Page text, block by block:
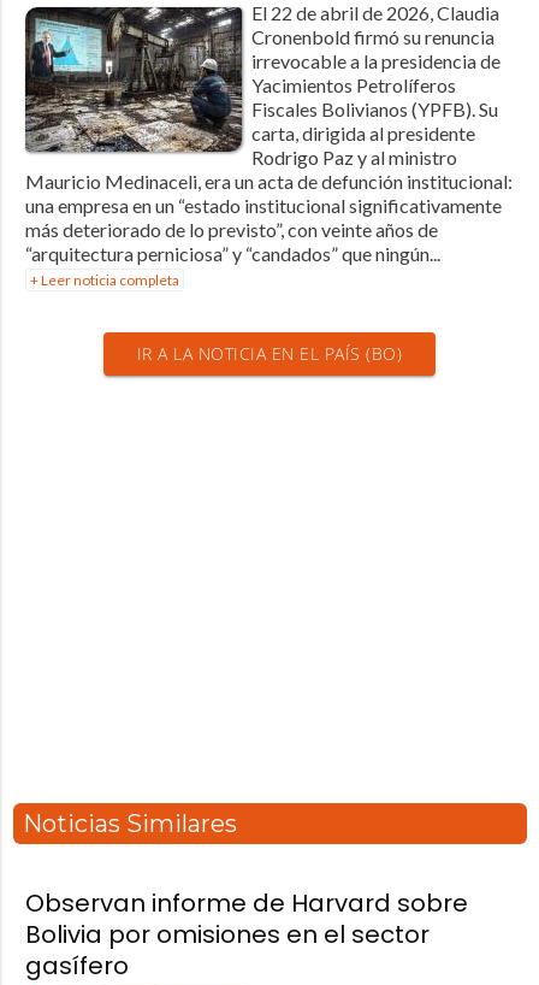
El 22 de abril de 2026, Claudia
Cronenbold firmó su renuncia
irrevocable a la presidencia de
Yacimientos Petrolíferos
Fiscales Bolivianos (YPFB). Su
carta, dirigida al presidente
Rodrigo Paz y al ministro
Mauricio Medinaceli, era un acta de defunción institucional:
una empresa en un “estado institucional significativamente
más deteriorado de lo previsto”, con veinte años de
“arquitectura perniciosa” y “candados” que ningún...
+ Leer noticia completa
IR A LA NOTICIA EN EL PAÍS (BO)
Noticias Similares
Observan informe de Harvard sobre
Bolivia por omisiones en el sector
gasífero